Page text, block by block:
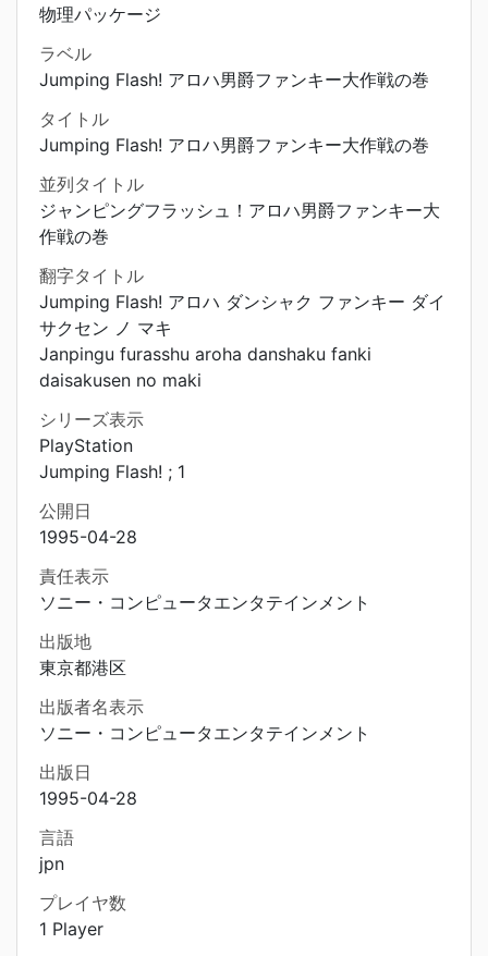
物理パッケージ
ラベル
Jumping Flash! アロハ男爵ファンキー大作戦の巻
タイトル
Jumping Flash! アロハ男爵ファンキー大作戦の巻
並列タイトル
ジャンピングフラッシュ！アロハ男爵ファンキー大
作戦の巻
翻字タイトル
Jumping Flash! アロハ ダンシャク ファンキー ダイ
サクセン ノ マキ
Janpingu furasshu aroha danshaku fanki
daisakusen no maki
シリーズ表示
PlayStation
Jumping Flash! ; 1
公開日
1995-04-28
責任表示
ソニー・コンピュータエンタテインメント
出版地
東京都港区
出版者名表示
ソニー・コンピュータエンタテインメント
出版日
1995-04-28
言語
jpn
プレイヤ数
1 Player